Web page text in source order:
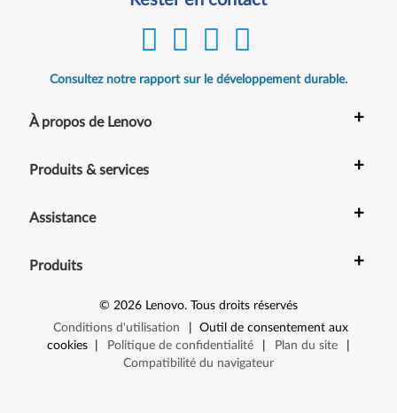
Consultez notre rapport sur le développement durable.
À propos de Lenovo +
Produits & services +
Assistance +
Produits +
© 2026 Lenovo. Tous droits réservés
Conditions d'utilisation
Outil de consentement aux
cookies
Politique de confidentialité Plan du site
Compatibilité du navigateur